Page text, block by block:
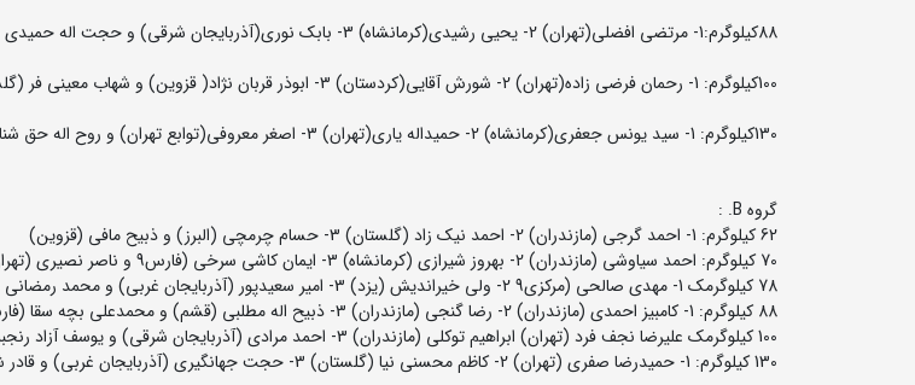
88کیلوگرم:1- مرتضی افضلی(تهران) 2- یحیی رشیدی(کرمانشاه) 3- بابک نوری(آذربایجان شرقی) و حجت اله حمیدی نیا (خراسان رضوی)
100کیلوگرم: 1- رحمان فرضی زاده(تهران) 2- شورش آقایی(کردستان) 3- ابوذر قربان نژاد( قزوین) و شهاب معینی فر (گلستان)
130کیلوگرم: 1- سید یونس جعفری(کرمانشاه) 2- حمیداله یاری(تهران) 3- اصغر معروفی(توابع تهران) و روح اله حق شناس (مازندران)
گروه B. :
62 کیلوگرم: 1- احمد گرجی (مازندران) 2- احمد نیک زاد (گلستان) 3- حسام چرمچی (البرز) و ذبیح مافی (قزوین)
70 کیلوگرم: احمد سیاوشی (مازندران) 2- بهروز شیرازی (کرمانشاه) 3- ایمان کاشی سرخی (فارس9 و ناصر نصیری (تهران)
78 کیلوگرمک 1- مهدی صالحی (مرکزی9 2- ولی خیراندیش (یزد) 3- امیر سعیدپور (آذربایجان غربی) و محمد رمضانی (مازندران)
88 کیلوگرم: 1- کامبیز احمدی (مازندران) 2- رضا گنجی (مازندران) 3- ذبیح اله مطلبی (قشم) و محمدعلی بچه سقا (فارس)
100 کیلوگرمک علیرضا نجف فرد (تهران) ابراهیم توکلی (مازندران) 3- احمد مرادی (آذربایجان شرقی) و یوسف آزاد رنجبر (قشم)
130 کیلوگرم: 1- حمیدرضا صفری (تهران) 2- کاظم محسنی نیا (گلستان) 3- حجت جهانگیری (آذربایجان غربی) و قادر شاه حسینی (اردبیل)